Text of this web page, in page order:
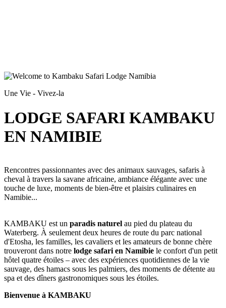
Une Vie - Vivez-la
LODGE SAFARI KAMBAKU
EN NAMIBIE
Rencontres passionnantes avec des animaux sauvages, safaris à
cheval à travers la savane africaine, ambiance élégante avec une
touche de luxe, moments de bien-être et plaisirs culinaires en
Namibie...
KAMBAKU est un paradis naturel au pied du plateau du
Waterberg. À seulement deux heures de route du parc national
d'Etosha, les familles, les cavaliers et les amateurs de bonne chère
trouveront dans notre lodge safari en Namibie le confort d'un petit
hôtel quatre étoiles – avec des expériences quotidiennes de la vie
sauvage, des hamacs sous les palmiers, des moments de détente au
spa et des dîners gastronomiques sous les étoiles.
Bienvenue à KAMBAKU